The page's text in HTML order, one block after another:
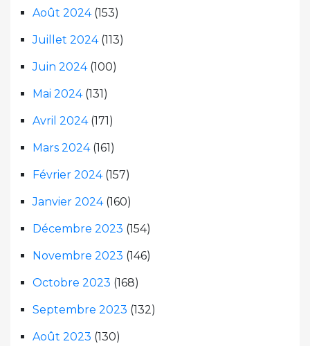
Août 2024(153)
Juillet 2024(113)
Juin 2024(100)
Mai 2024(131)
Avril 2024(171)
Mars 2024(161)
Février 2024(157)
Janvier 2024(160)
Décembre 2023 (154)
Novembre 2023 (146)
Octobre 2023 (168)
Septembre 2023 (132)
Août 2023 (130)